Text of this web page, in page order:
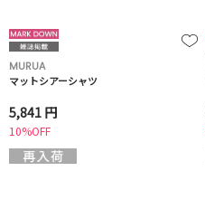
MURUA
マットシアーシャツ
5,841 円
10%OFF